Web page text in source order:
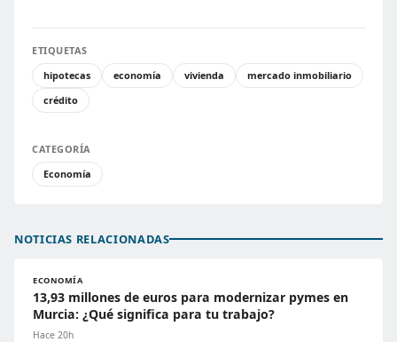
ETIQUETAS
hipotecas
economía vivienda
mercado inmobiliario
crédito
CATEGORÍA
Economía
NOTICIAS RELACIONADAS
ECONOMÍA
13,93 millones de euros para modernizar pymes en
Murcia: ¿Qué significa para tu trabajo?
Hace 20h